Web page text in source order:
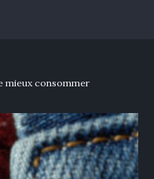
mieux consommer